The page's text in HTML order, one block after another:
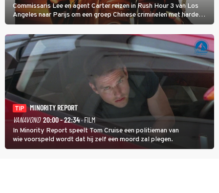
Commissaris Lee en agent Carter reizen in Rush Hour 3 van Los
Angeles naar Parijs om een groep Chinese criminelen met harde
hand aan te pakken.
TIP
MINORITY REPORT
VANAVOND 20:00 - 22:34· FILM
In Minority Report speelt Tom Cruise een politieman van
wie voorspeld wordt dat hij zelf een moord zal plegen.